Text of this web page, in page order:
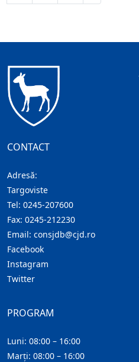
CONTACT
Adresă:
Targoviste
Tel: 0245-207600
Fax: 0245-212230
Email: consjdb@cjd.ro
Facebook
Instagram
Twitter
PROGRAM
Luni: 08:00 – 16:00
Marți: 08:00 – 16:00